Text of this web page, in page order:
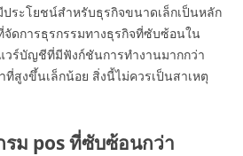
ระโยชน์สำหรับธุรกิจขนาดเล็กเป็นหลัก
ดการธุรกรรมทางธุรกิจที่ซับซ้อนใน
ร์บัญชีที่มีฟังก์ชันการทำงานมากกว่า
ที่สูงขึ้นเล็กน้อย สิ่งนี้ไม่ควรเป็นสาเหตุ
รม pos ที่ซับซ้อนกว่า